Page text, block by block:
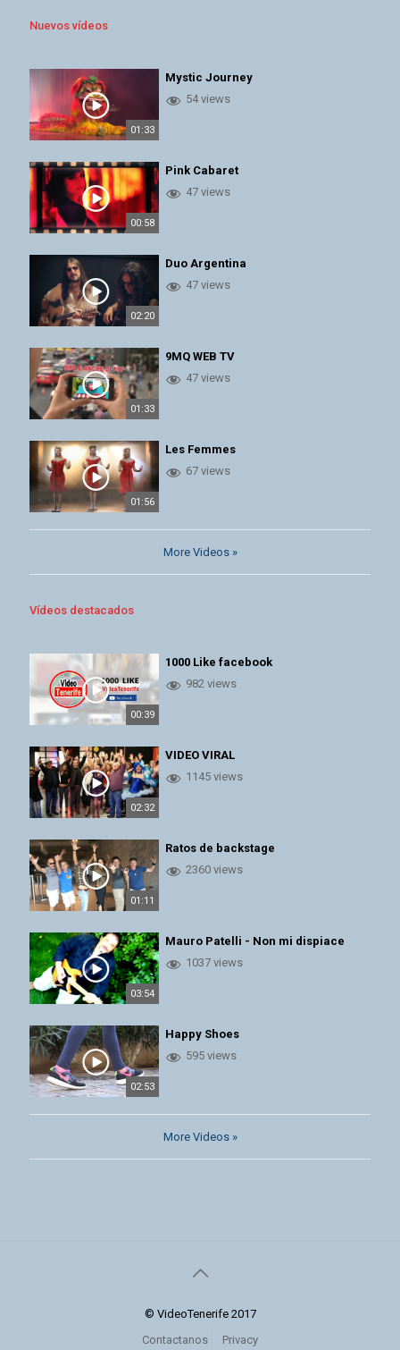
Nuevos vídeos
01:33
Mystic Journey
54 views
00:58
Pink Cabaret
47 views
02:20
Duo Argentina
47 views
01:33
9MQ WEB TV
47 views
01:56
Les Femmes
67 views
More Videos »
Vídeos destacados
00:39
1000 Like facebook
982 views
02:32
VIDEO VIRAL
1145 views
01:11
Ratos de backstage
2360 views
03:54
Mauro Patelli - Non mi dispiace
1037 views
02:53
Happy Shoes
595 views
More Videos »
© VideoTenerife 2017
Contactanos
Privacy